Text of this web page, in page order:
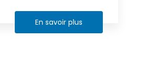
En savoir plus